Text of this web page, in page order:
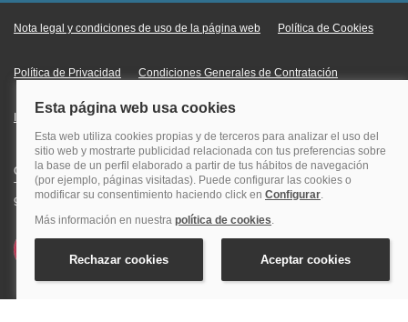
Nota legal y condiciones de uso de la página web Política de Cookies
Política de Privacidad Condiciones Generales de Contratación
Información Legal sobre Mercados en Línea
Quehoteles.com - Especialistas en hoteles © Copyright Veturis Travel S.A.
Todos los derechos reservados. Autorización nº I-AV0000879.4 Tel: +34
915759999